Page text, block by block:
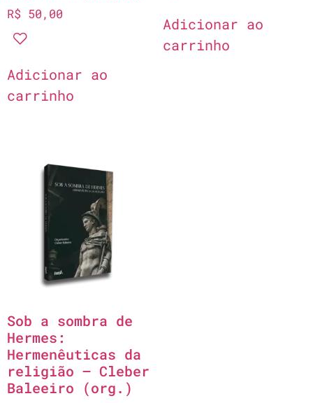
R$ 50,00
Adicionar ao
carrinho
Adicionar ao
carrinho
Sob a sombra de
Hermes:
Hermenêuticas da
religião – Cleber
Baleeiro (org.)